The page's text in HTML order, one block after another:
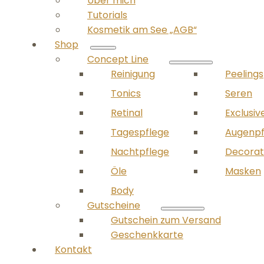
Tutorials
Kosmetik am See „AGB“
Shop
Concept Line
Reinigung
Peelings
Tonics
Seren
Retinal
Tagespflege
Nachtpflege
Öle
Masken
Body
Gutscheine
Gutschein zum Versand
Geschenkkarte
Kontakt